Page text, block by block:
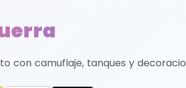
con camuflaje, tanques y